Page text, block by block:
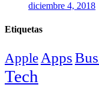
diciembre 4, 2018
Etiquetas
Apple Apps
Tech